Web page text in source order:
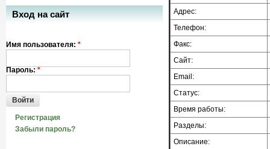
Адрес:
Телефон:
Факс:
Сайт:
Email:
Статус:
Время работы:
Разделы:
Описание:
Вход на сайт
Имя пользователя: *
Пароль: *
Войти
Регистрация
Забыли пароль?